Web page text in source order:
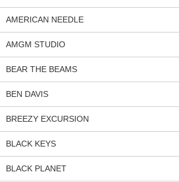
AMERICAN NEEDLE
AMGM STUDIO
BEAR THE BEAMS
BEN DAVIS
BREEZY EXCURSION
BLACK KEYS
BLACK PLANET